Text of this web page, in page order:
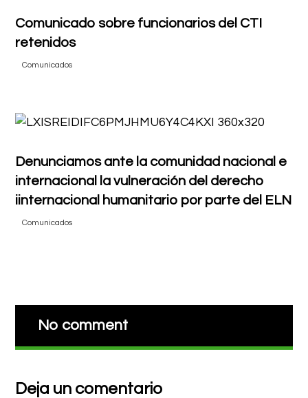
Comunicado sobre funcionarios del CTI
retenidos
Comunicados
Denunciamos ante la comunidad nacional e
internacional la vulneración del derecho
iinternacional humanitario por parte del ELN
Comunicados
No comment
Deja un comentario